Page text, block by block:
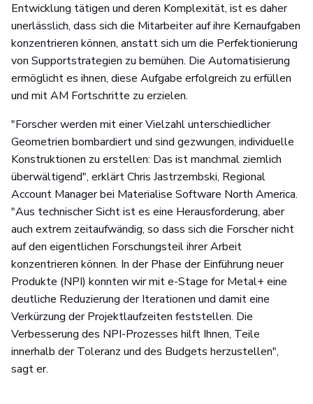
Entwicklung tätigen und deren Komplexität, ist es daher
unerlässlich, dass sich die Mitarbeiter auf ihre Kernaufgaben
konzentrieren können, anstatt sich um die Perfektionierung
von Supportstrategien zu bemühen. Die Automatisierung
ermöglicht es ihnen, diese Aufgabe erfolgreich zu erfüllen
und mit AM Fortschritte zu erzielen.
"Forscher werden mit einer Vielzahl unterschiedlicher
Geometrien bombardiert und sind gezwungen, individuelle
Konstruktionen zu erstellen: Das ist manchmal ziemlich
überwältigend", erklärt Chris Jastrzembski, Regional
Account Manager bei Materialise Software North America.
"Aus technischer Sicht ist es eine Herausforderung, aber
auch extrem zeitaufwändig, so dass sich die Forscher nicht
auf den eigentlichen Forschungsteil ihrer Arbeit
konzentrieren können. In der Phase der Einführung neuer
Produkte (NPI) konnten wir mit e-Stage for Metal+ eine
deutliche Reduzierung der Iterationen und damit eine
Verkürzung der Projektlaufzeiten feststellen. Die
Verbesserung des NPI-Prozesses hilft Ihnen, Teile
innerhalb der Toleranz und des Budgets herzustellen",
sagt er.